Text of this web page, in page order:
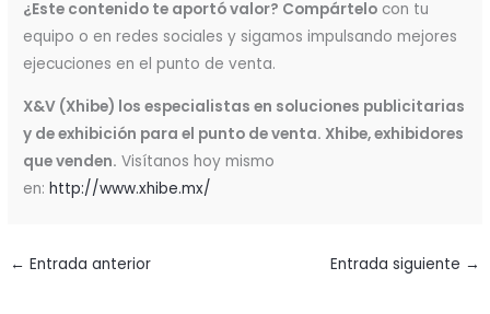
¿Este contenido te aportó valor? Compártelo con tu
equipo o en redes sociales y sigamos impulsando mejores
ejecuciones en el punto de venta.
X&V (Xhibe) los especialistas en soluciones publicitarias
y de exhibición para el punto de venta. Xhibe, exhibidores
que venden. Visítanos hoy mismo
en:http://www.xhibe.mx/
← Entrada anterior Entrada siguiente →